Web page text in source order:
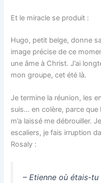
Et le miracle se produit :
Hugo, petit belge, donne
image précise de ce
une âme à Christ. J’ai
mon groupe, cet été là.
Je termine la réunion, les
suis… en colère, parce que
m’a laissé me débrouiller.
escaliers, je fais irruption
Rosaly :
– Etienne où étais-tu